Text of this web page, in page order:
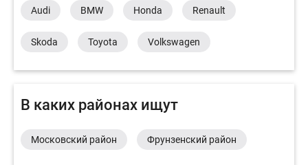
Audi BMW Honda Renault
Skoda Toyota Volkswagen
В каких районах ищут
Московский район Фрунзенский район